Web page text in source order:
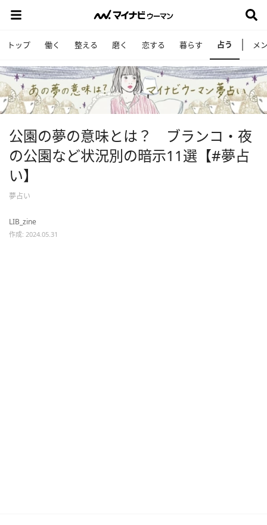
トップ 働く 整える 磨く 恋する 暮らす 占う メ
公園の夢の意味とは？ ブランコ・夜
の公園など状況別の暗示11選【#夢占
い】
夢占い
LIB_zine
作成: 2024.05.31